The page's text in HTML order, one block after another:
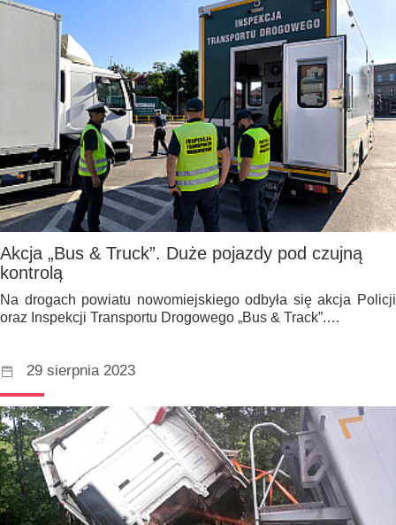
Akcja „Bus & Truck”. Duże pojazdy pod czujną
kontrolą
Na drogach powiatu nowomiejskiego odbyła się akcja Policji
oraz Inspekcji Transportu Drogowego „Bus & Track”.…
29 sierpnia 2023